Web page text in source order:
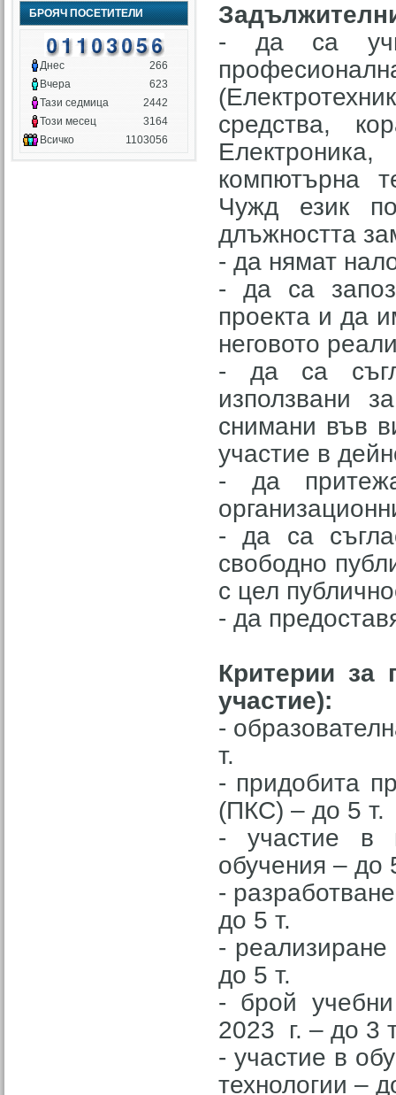
БРОЯЧ ПОСЕТИТЕЛИ
Днес
266
Вчера
623
Тази седмица
2442
Този месец
3164
Всичко
1103056
- да са
средства,
компютърна
Чужд език
длъжността
- да нямат
- да са
проекта и да
неговото
- да са
използвани
снимани във
участие в
- да
- да са
свободно
с цел
- да
Критерии за
участие):
-
т.
- придобита
(ПКС) – до 5 т.
- участие в
обучения – до
-
до 5 т.
- реализиране
до 5 т.
- брой
2023 г. – до 3
- участие в
технологии –